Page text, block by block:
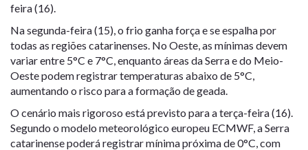
feira (16).
Na segunda-feira (15), o frio ganha força e se espalha por
todas as regiões catarinenses. No Oeste, as mínimas devem
variar entre 5°C e 7°C, enquanto áreas da Serra e do Meio-
Oeste podem registrar temperaturas abaixo de 5°C,
aumentando o risco para a formação de geada.
O cenário mais rigoroso está previsto para a terça-feira (16).
Segundo o modelo meteorológico europeu ECMWF, a Serra
catarinense poderá registrar mínima próxima de 0°C, com